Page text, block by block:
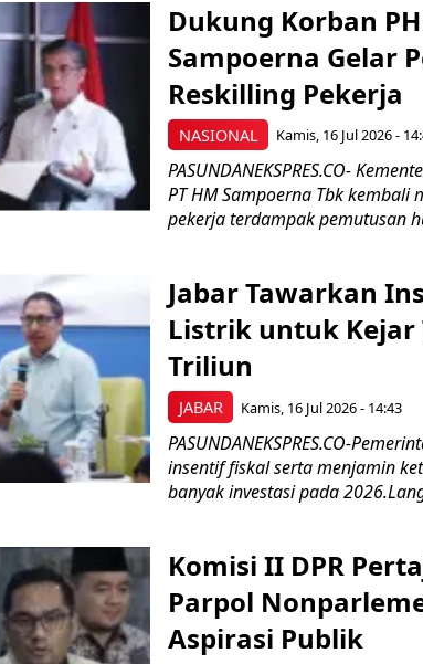
NASIONAL
Dukung Korban
Sampoerna Gelar
Reskilling Pekerja
Kamis, 16 Jul 2026 -
PASUNDANEKSPRES.CO-
PT HM Sampoerna Tbk
pekerja terdampak pemutusan
JABAR
Jabar Tawarkan
Listrik untuk Kejar
Triliun
Kamis, 16 Jul 2026 - 14:43
PASUNDANEKSPRES.CO-
insentif fiskal serta menjamin
banyak investasi pada
Komisi II DPR
Parpol
Aspirasi Publik